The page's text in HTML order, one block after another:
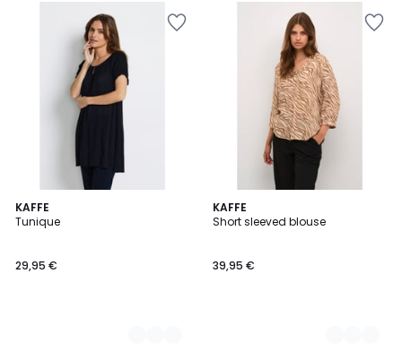
KAFFE
Tunique
29,95 €
5
Couleurs
KAFFE
Short sleeved blouse
39,95 €
2
Couleurs